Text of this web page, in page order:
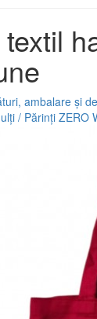
ambalare și
/ PărințiZERO